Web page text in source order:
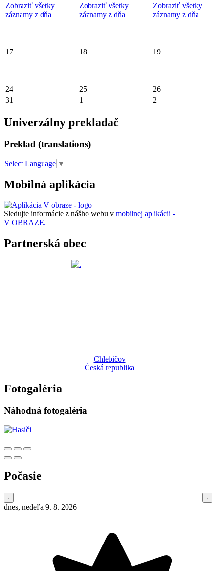
Zobraziť všetky
záznamy z dňa
Zobraziť všetky
záznamy z dňa
Zobraziť všetky
záznamy z dňa
17 18 19
24 25
26
31
1 2
Univerzálny prekladač
Preklad (translations)
Select Language ▼
Mobilná aplikácia
Sledujte informácie z nášho webu v mobilnej aplikácii -
V OBRAZE.
Partnerská obec
Chlebičov
Česká republika
Fotogaléria
Náhodná fotogaléria
Počasie
dnes, nedeľa 9. 8. 2026